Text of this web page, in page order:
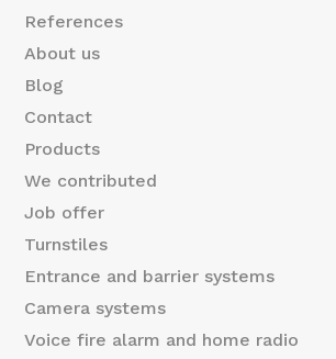
*
References
About us
Blog
Contact
Products
We contributed
Job offer
Turnstiles
Entrance and barrier systems
Camera systems
Voice fire alarm and home radio